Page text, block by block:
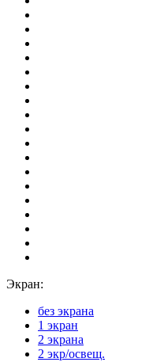
Экран:
без экрана
1 экран
2 экрана
2 экр/освещ.